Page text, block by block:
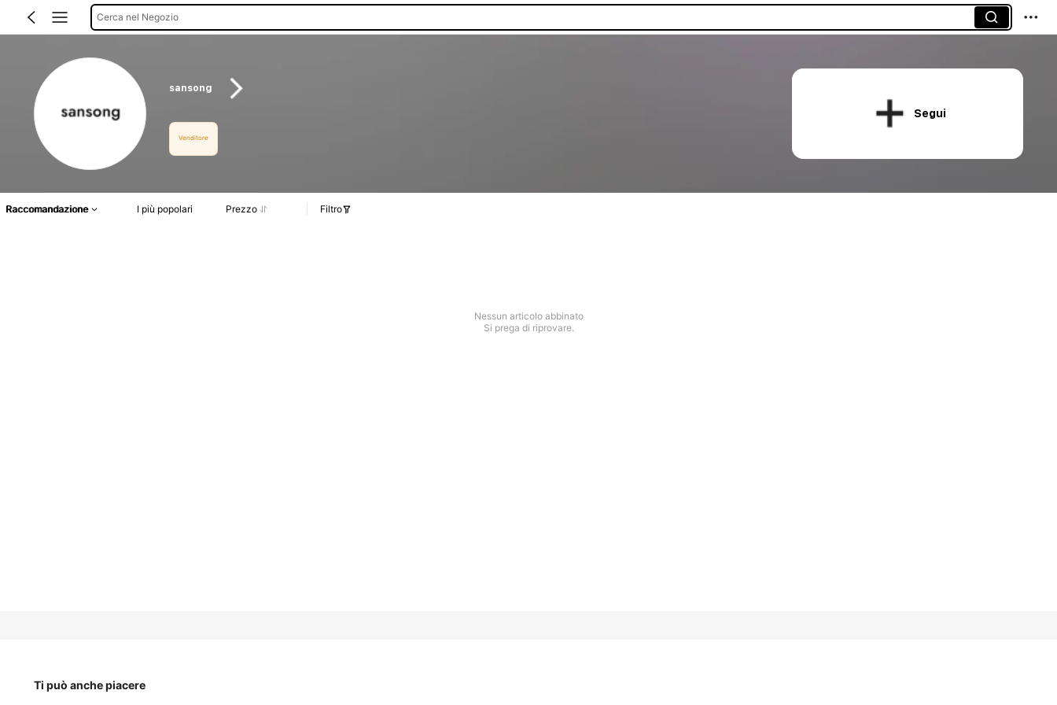
Cerca nel Negozio
sansong
Venditore
Segui
Raccomandazione I più popolari Prezzo Filtro
Nessun articolo abbinato
Si prega di riprovare.
Ti può anche piacere